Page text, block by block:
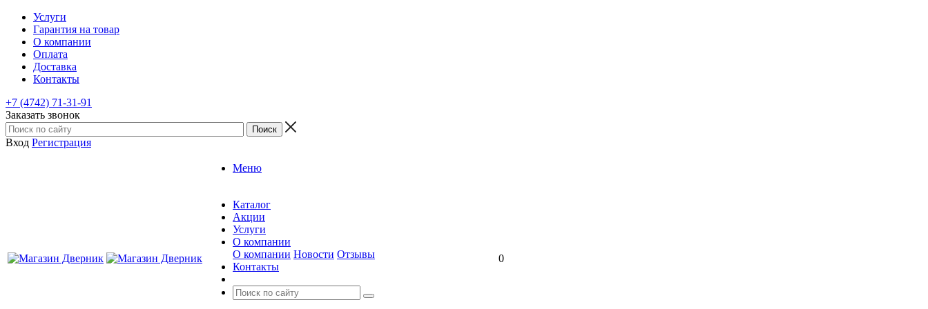
Услуги
Гарантия на товар
О компании
Оплата
Доставка
Контакты
+7 (4742) 71-31-91
Заказать звонок
Вход Регистрация
Меню
Каталог
Акции
Услуги
О компании
О компании Новости Отзывы
Контакты
0